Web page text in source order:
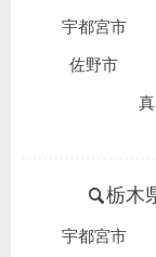
宇都宮市
佐野市
栃木
宇都宮市